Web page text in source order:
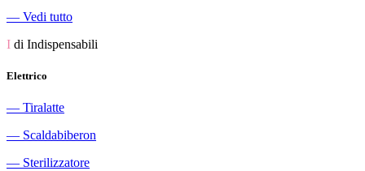
― Vedi tutto
I di Indispensabili
Elettrico
― Tiralatte
― Scaldabiberon
― Sterilizzatore